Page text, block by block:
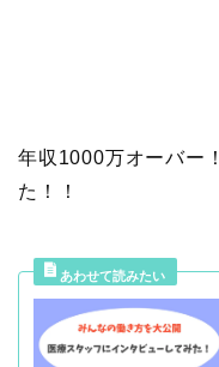
年収1000万オーバー
た！！